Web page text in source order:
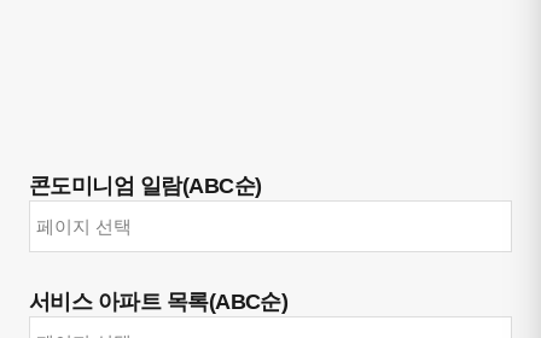
콘도미니엄 일람(ABC순)
서비스 아파트 목록(ABC순)